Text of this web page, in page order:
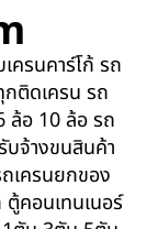
ครนคาร์โก้ รถ
กติดเครน รถ
ล้อ 10 ล้อ รถ
จ้างขนสินค้า
เครนยกของ
คอนเทนเนอร์